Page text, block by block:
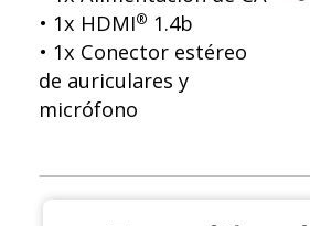
• 1x HDMI® 1.4b
• 1x Conector estéreo
de auriculares y
micrófono